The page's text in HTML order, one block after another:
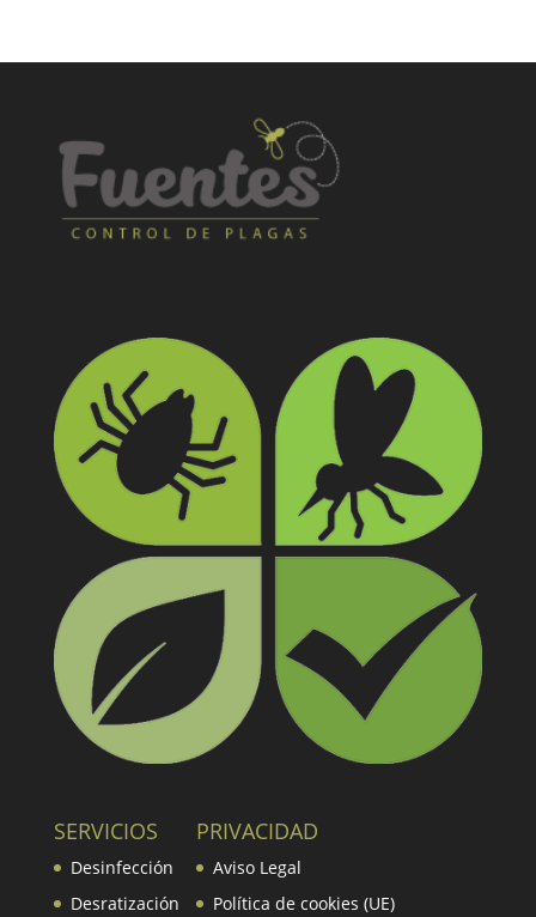
SERVICIOS
Desinfección
Desratización
PRIVACIDAD
Aviso Legal
Política de cookies (UE)